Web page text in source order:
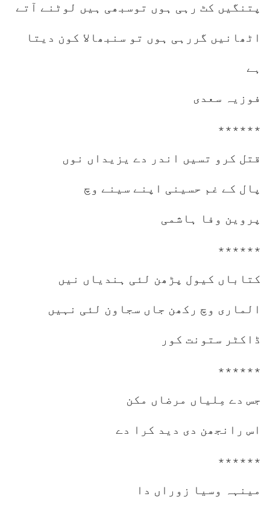
پتنگیں کٹ رہی ہوں توسبھی ہیں لوٹنے آتے
اٹھانیں گررہی ہوں تو سنبھالا کون دیتا
ہے
فوزیہ سعدی
٭٭٭٭٭٭
قتل کرو تسیں اندر دے یزیداں نوں
پال کے غم حسینی اپنے سینے وچ
پروین وفا ہاشمی
٭٭٭٭٭٭
کتاباں کیول پڑھن لئی ہندیاں نیں
الماری وچ رکھن جاں سجاون لئی نہیں
ڈاکٹر ستونت کور
٭٭٭٭٭٭
جس دے مِلیاں مرضاں مکن
اس رانجھن دی دید کرا دے
٭٭٭٭٭٭
مینہہ وسیا زوراں دا